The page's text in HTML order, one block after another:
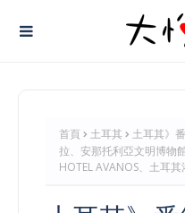
首頁 土耳其
土耳其》
拉、安那托利亞文明博物
HOTEL AVANOS、土耳